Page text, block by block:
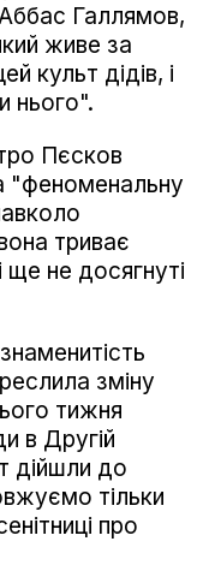
Аббас Галлямов,
живе за
культ дідів, і
нього".
Пєсков
"феноменальну
триває
ще не досягнуті
зміну
тижня
в Другій
дійшли до
тільки
про